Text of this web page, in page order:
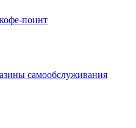
поинт
самообслуживания